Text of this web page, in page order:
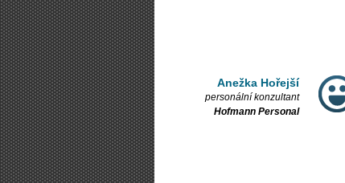
Anežka Hořejší
personální konzultant
Hofmann Personal